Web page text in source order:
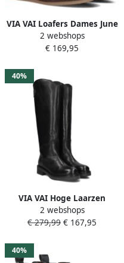
VIA VAI Loafers Dames June
Loua Maat: 39 Materiaal:
Suède Kleur: Bruin
2 webshops
€ 169,95
40%
VIA VAI Hoge Laarzen
Dames Lucia Rumi Maat: 39
Materiaal: Leer Kleur: Zwart
2 webshops
€ 279,99 € 167,95
40%